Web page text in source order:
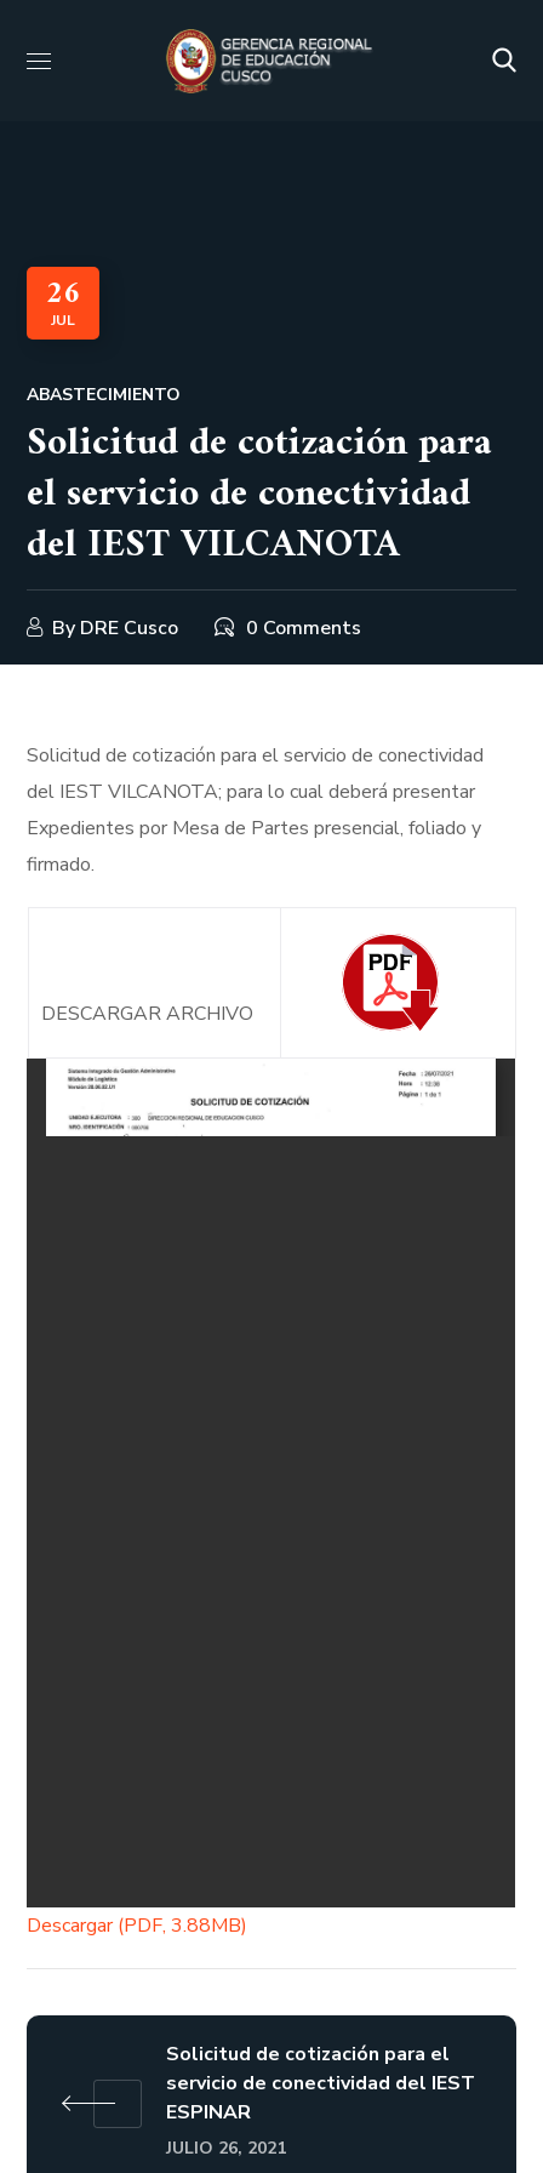
26
JUL
ABASTECIMIENTO
Solicitud de cotización para
el servicio de conectividad
del IEST VILCANOTA
By DRE Cusco 0 Comments
Solicitud de cotización para el servicio de conectividad
del IEST VILCANOTA; para lo cual deberá presentar
Expedientes por Mesa de Partes presencial, foliado y
firmado.
DESCARGAR ARCHIVO
Descargar (PDF, 3.88MB)
Solicitud de cotización para el
servicio de conectividad del IEST
ESPINAR
JULIO 26, 2021